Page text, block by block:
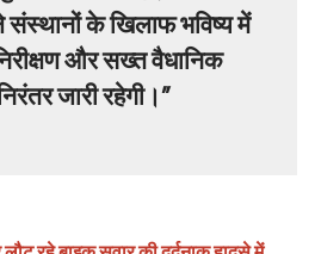
के खिलाफ भविष्य में
और सख्त वैधानिक
जारी रहेगी।”